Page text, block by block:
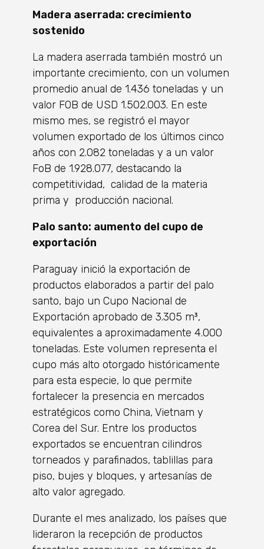
Madera aserrada: crecimiento
sostenido
La madera aserrada también mostró un
importante crecimiento, con un volumen
promedio anual de 1.436 toneladas y un
valor FOB de USD 1.502.003. En este
mismo mes, se registró el mayor
volumen exportado de los últimos cinco
años con 2.082 toneladas y a un valor
FoB de 1.928.077, destacando la
competitividad, calidad de la materia
prima y producción nacional.
Palo santo: aumento del cupo de
exportación
Paraguay inició la exportación de
productos elaborados a partir del palo
santo, bajo un Cupo Nacional de
Exportación aprobado de 3.305 m³,
equivalentes a aproximadamente 4.000
toneladas. Este volumen representa el
cupo más alto otorgado históricamente
para esta especie, lo que permite
fortalecer la presencia en mercados
estratégicos como China, Vietnam y
Corea del Sur. Entre los productos
exportados se encuentran cilindros
torneados y parafinados, tablillas para
piso, bujes y bloques, y artesanías de
alto valor agregado.
Durante el mes analizado, los países que
lideraron la recepción de productos